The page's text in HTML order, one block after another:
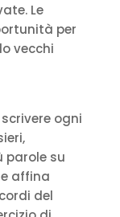
Le
per
vecchi
ogni
parole su
affina
del